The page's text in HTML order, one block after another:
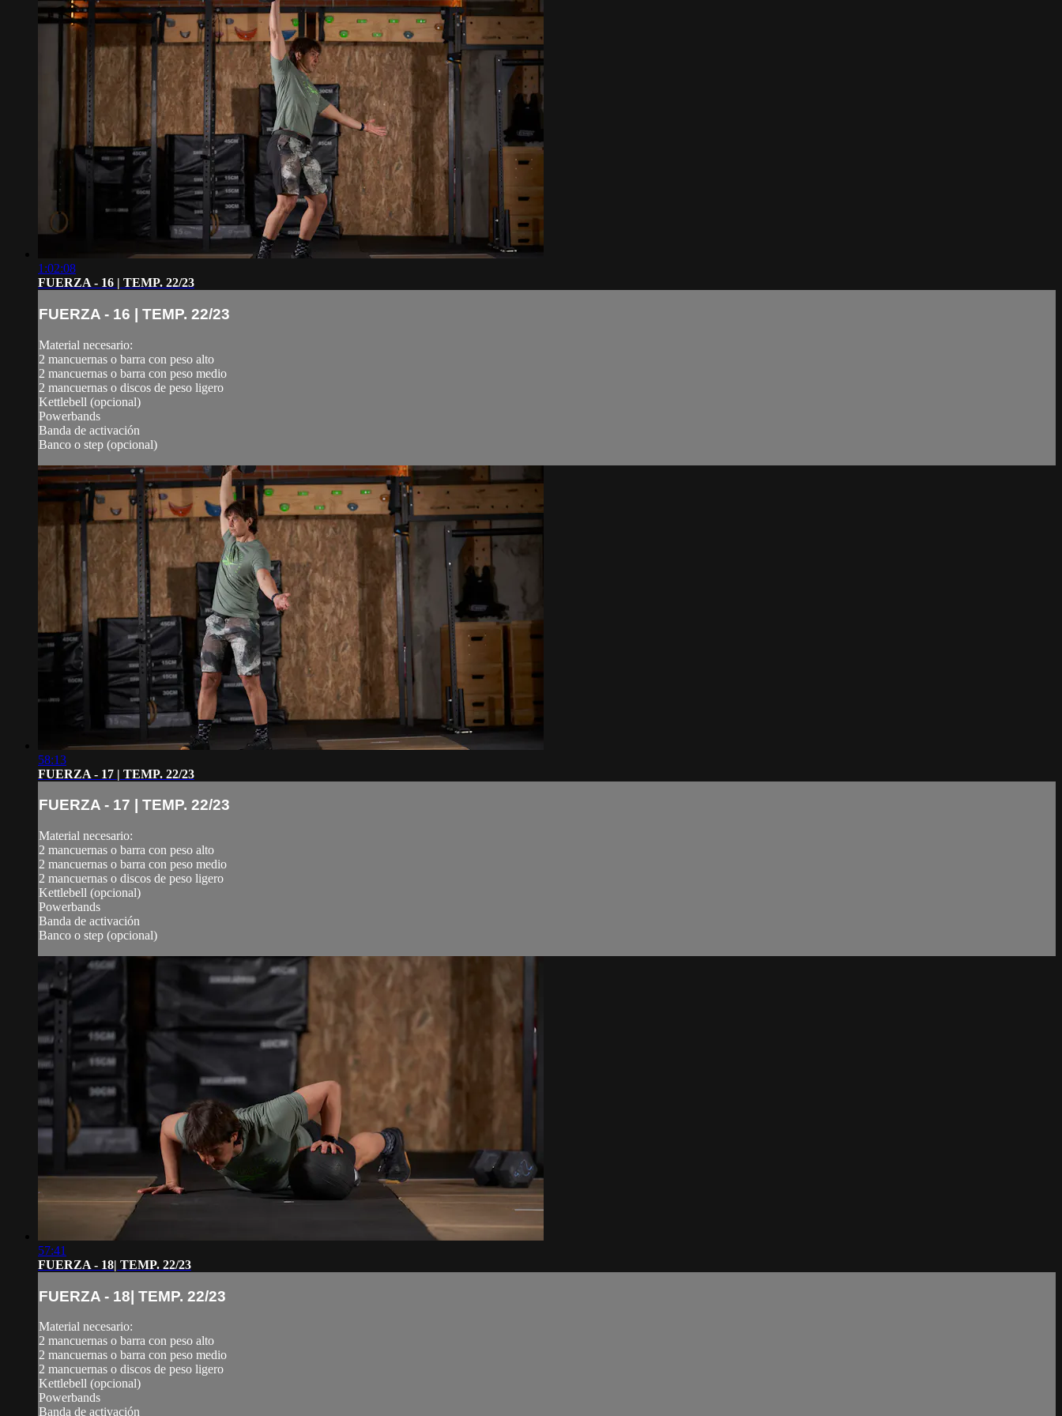
1:02:08
FUERZA - 16 | TEMP. 22/23
FUERZA - 16 | TEMP. 22/23
Material necesario:
2 mancuernas o barra con peso alto
2 mancuernas o barra con peso medio
2 mancuernas o discos de peso ligero
Kettlebell (opcional)
Powerbands
Banda de activación
Banco o step (opcional)
58:13
FUERZA - 17 | TEMP. 22/23
FUERZA - 17 | TEMP. 22/23
Material necesario:
2 mancuernas o barra con peso alto
2 mancuernas o barra con peso medio
2 mancuernas o discos de peso ligero
Kettlebell (opcional)
Powerbands
Banda de activación
Banco o step (opcional)
57:41
FUERZA - 18| TEMP. 22/23
FUERZA - 18| TEMP. 22/23
Material necesario:
2 mancuernas o barra con peso alto
2 mancuernas o barra con peso medio
2 mancuernas o discos de peso ligero
Kettlebell (opcional)
Powerbands
Banda de activación